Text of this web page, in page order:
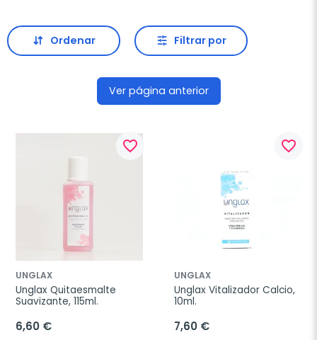
Ordenar Filtrar por
Ver página anterior
favorite_border
UNGLAX
Unglax Quitaesmalte
Suavizante, 115ml.
6,60 €
favorite_border
UNGLAX
Unglax Vitalizador Calcio,
10ml.
7,60 €